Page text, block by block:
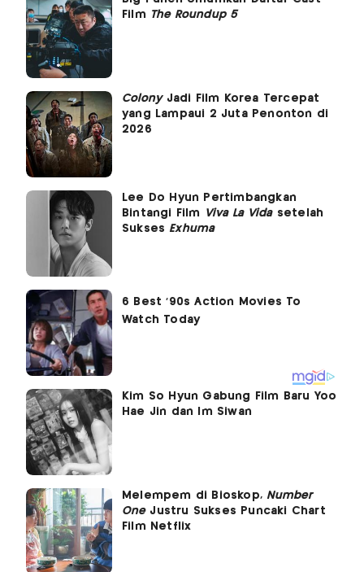
Film The Roundup 5
ColonyJadi Film Korea Tercepat
yang Lampaui 2 Juta Penonton di
2026
Lee Do Hyun Pertimbangkan
Bintangi Film
Viva La Vidasetelah
Sukses Exhuma
Kim So Hyun Gabung Film Baru Yoo
Hae Jin dan Im Siwan
Melempem di Bioskop, Number
OneJustru Sukses Puncaki Chart
Film Netflix